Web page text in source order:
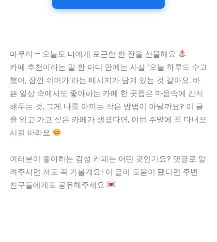
마무리 – 오늘도 나에게 포근한 한 잔을 선물해요
카페 추천이라는 말 한 마디 안에는 사실 ‘오늘 하루도 수고
했어, 잠깐 쉬어가’라는 메시지가 담겨 있는 것 같아요. 바
쁜 일상 속에서도 좋아하는 카페 한 곳쯤은 마음속에 간직
해두는 것, 그게 나를 아끼는 작은 방법이 아닐까요? 이 글
을 읽고 가고 싶은 카페가 생겼다면, 이번 주말에 꼭 다녀오
시길 바라요
여러분이 좋아하는 감성 카페는 어떤 곳인가요? 댓글로 알
려주시면 저도 꼭 가볼게요! 이 글이 도움이 됐다면 주변
친구들에게도 공유해주세요